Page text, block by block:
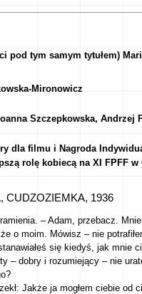
pod tym samym tytułem)
Mironowicz
Szczepkowska, Andrzej
dla filmu i Nagroda
rolę kobiecą na XI FPFF w
CUDZOZIEMKA, 1936
– Adam, przebacz.
o moim. Mówisz – nie
się kiedyś, jak mnie
– dobry i rozumiejący – nie
Jakże ja mogłem ciebie od